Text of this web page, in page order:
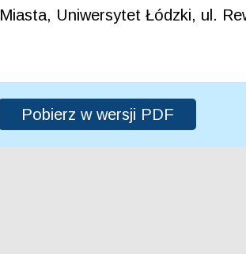
Uniwersytet Łódzki, ul.
Pobierz w wersji PDF